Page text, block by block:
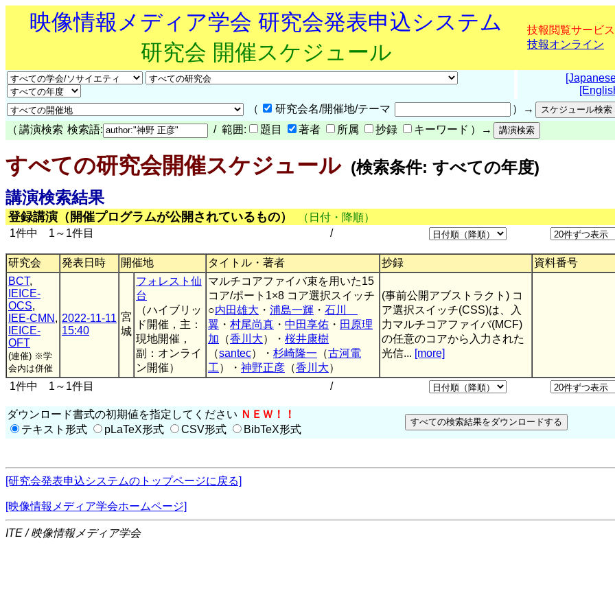
映像情報メディア学会 研究会発表申込システム
研究会 開催スケジュール
技報閲覧サービス
技報オンライン
（
研究会名/開催地/テーマ
）→
（ 講演検索 検索語: / 範囲: 題目 著者 所属 抄録 キーワード ）→
すべての研究会開催スケジュール(検索条件: すべての年度)
講演検索結果
登録講演（開催プログラムが公開されているもの）
（日付・降順）
1件中 1～1件目
/
研究会 発表日時 開催地 タイトル・著者 抄録
資料番号
BCT,
IEICE-
OCS,
IEE-CMN ,
IEICE-
OFT
(連催) ※学
会内は併催
2022-11-11
15:40
宮
城
フォレスト仙
台
（ハイブリッ
ド開催，主：
現地開催，
副：オンライ
ン開催）
マルチコアファイバ束を用いた15
コア/ポート1×8 コア選択スイッチ
○内田雄大 ・ 浦島一輝 ・ 石川
翼 ・ 村尾尚真 ・ 中田享佑 ・ 田原理
加 （香川大）・ 桜井康樹
（santec）・ 杉崎隆一 （古河電
工）・ 神野正彦 （香川大）
(事前公開アブストラクト) コ
ア選択スイッチ(CSS)は、入
力マルチコアファイバ(MCF)
の任意のコアから入力された
光信... [more]
1件中 1～1件目 /
ダウンロード書式の初期値を指定してください ＮＥＷ！！
テキスト形式
pLaTeX形式 CSV形式 BibTeX形式
[研究会発表申込システムのトップページに戻る]
[映像情報メディア学会ホームページ]
ITE / 映像情報メディア学会